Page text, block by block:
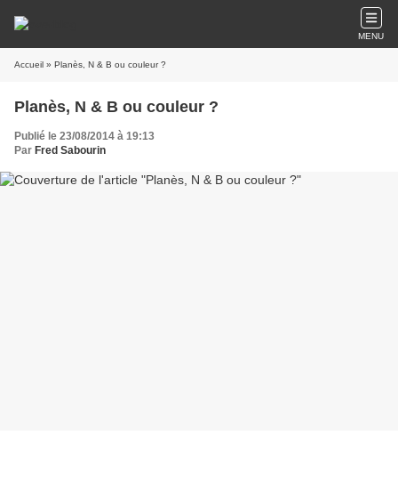
MENU
Accueil » Planès, N & B ou couleur ?
Planès, N & B ou couleur ?
Publié le 23/08/2014 à 19:13
Par Fred Sabourin